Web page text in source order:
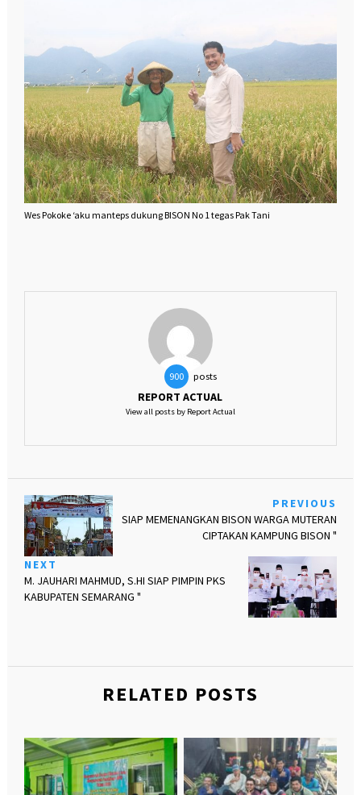
Wes Pokoke ‘aku manteps dukung BISON No 1 tegas Pak Tani
900 posts
REPORT ACTUAL
View all posts by Report Actual
PREVIOUS
SIAP MEMENANGKAN BISON WARGA MUTERAN
CIPTAKAN KAMPUNG BISON "
NEXT
M. JAUHARI MAHMUD, S.HI SIAP PIMPIN PKS
KABUPATEN SEMARANG "
RELATED POSTS